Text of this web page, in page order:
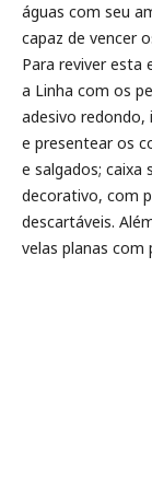
águas com seu
capaz de vencer
Para reviver esta
a Linha com os
adesivo redondo,
e presentear os
e salgados; caixa
decorativo, com
descartáveis.
velas planas